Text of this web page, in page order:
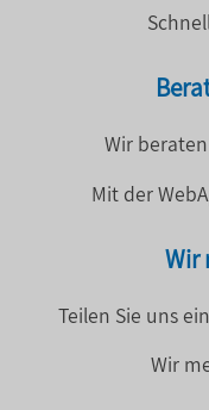
Wir
Mit der
Wir
Teilen Sie uns
Wir